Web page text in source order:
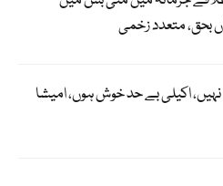
نہیں، اکیلی بے حد خوش ہوں، امیشا